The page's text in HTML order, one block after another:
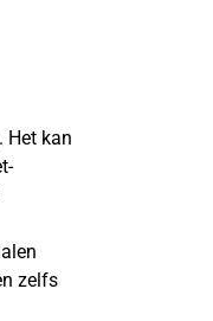
Het kan
zelfs